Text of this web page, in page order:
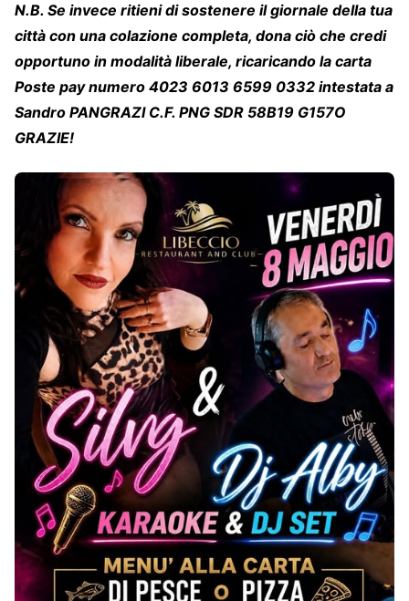
N.B. Se invece ritieni di sostenere il giornale della tua
città con una colazione completa, dona ciò che credi
opportuno in modalità liberale, ricaricando la carta
Poste pay numero 4023 6013 6599 0332 intestata a
Sandro PANGRAZI C.F. PNG SDR 58B19 G157O
GRAZIE!